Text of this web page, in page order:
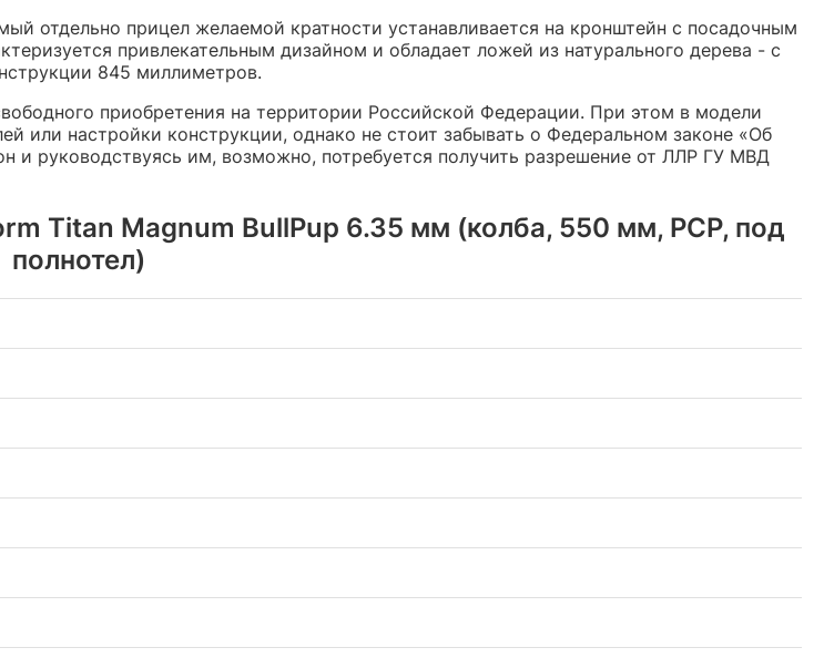
отдельно прицел желаемой кратности устанавливается на кронштейн с посадочным
привлекательным дизайном и обладает ложей из натурального дерева - с
845 миллиметров.
приобретения на территории Российской Федерации. При этом в модели
или настройки конструкции, однако не стоит забывать о Федеральном законе «Об
руководствуясь им, возможно, потребуется получить разрешение от ЛЛР ГУ МВД
Titan Magnum BullPup 6.35 мм (колба, 550 мм, PCP, под
полнотел)